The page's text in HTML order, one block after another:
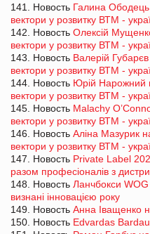
141. Новость Галина
вектори у розвитку ВТМ -
142. Новость Олексій
вектори у розвитку ВТМ -
143. Новость Валерій
вектори у розвитку ВТМ -
144. Новость Юрій Нарожний
вектори у розвитку ВТМ -
145. Новость Malachy
вектори у розвитку ВТМ -
146. Новость Аліна Мазурик
вектори у розвитку ВТМ -
147. Новость Private Label
разом професіоналів з
148. Новость Ланчбокси WOG
визнані інновацією року
149. Новость Анна Іващенко
150. Новость Edvardas